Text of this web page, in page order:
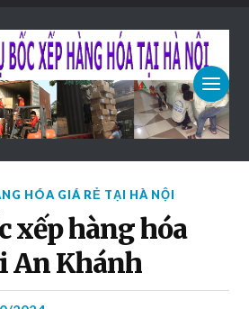
HÓA GIÁ RẺ TẠI HÀ NỘI
xếp hàng hóa
An Khánh